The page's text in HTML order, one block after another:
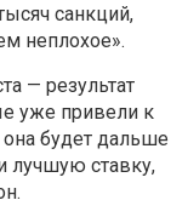
санкций,
неплохое».
— результат
уже привели к
будет дальше
лучшую ставку,